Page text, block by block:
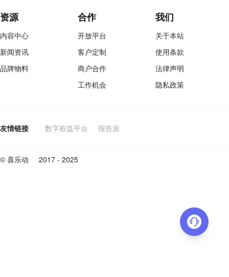
资源
内容中心
新闻资讯
品牌物料
合作
开放平台
客户定制
商户合作
工作机会
我们
关于本站
使用条款
法律声明
隐私政策
友情链接 数字权益平台 报告派
© 喜乐动 2017 - 2025